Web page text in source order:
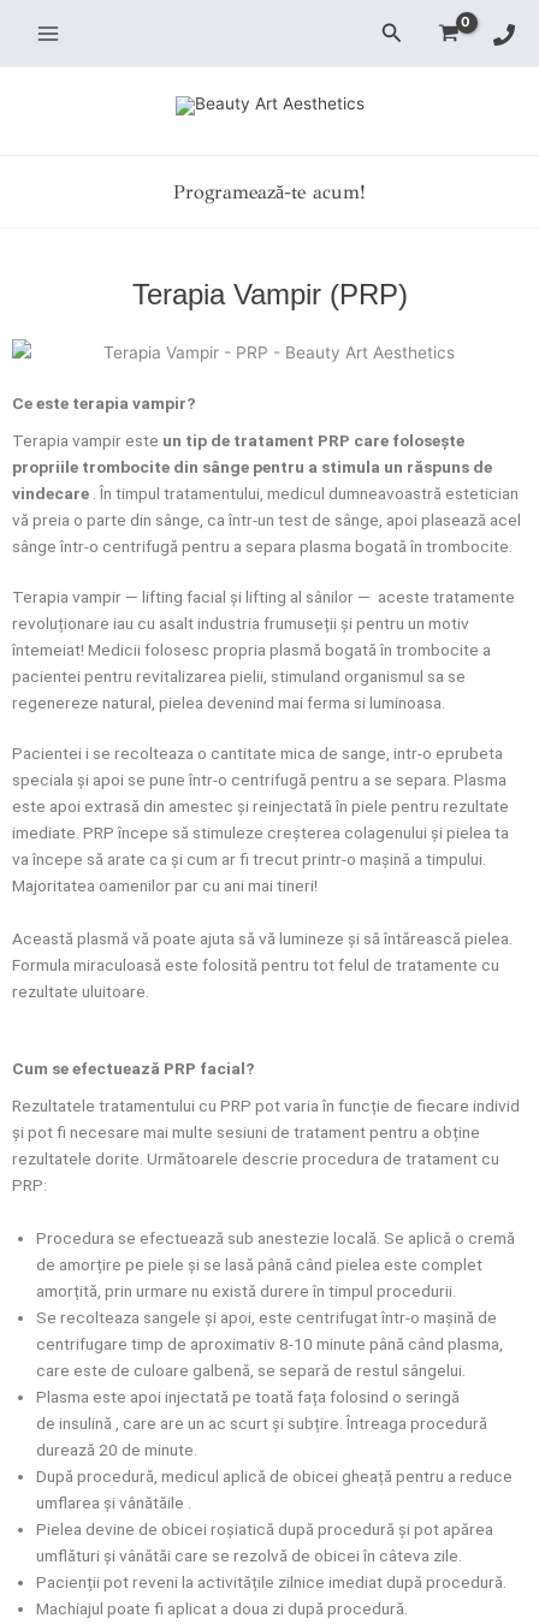
content
Search
Programează-te acum!
Terapia Vampir (PRP)
Ce este terapia vampir?
Terapia vampir este un tip de tratament PRP care folosește
propriile trombocite din sânge pentru a stimula un răspuns de
vindecare . În timpul tratamentului, medicul dumneavoastră estetician
vă preia o parte din sânge, ca într-un test de sânge, apoi plasează acel
sânge într-o centrifugă pentru a separa plasma bogată în trombocite.
Terapia vampir — lifting facial și lifting al sânilor — aceste tratamente
revoluționare iau cu asalt industria frumuseții și pentru un motiv
întemeiat! Medicii folosesc propria plasmă bogată în trombocite a
pacientei pentru revitalizarea pielii, stimuland organismul sa se
regenereze natural, pielea devenind mai ferma si luminoasa.
Pacientei i se recolteaza o cantitate mica de sange, intr-o eprubeta
speciala și apoi se pune într-o centrifugă pentru a se separa. Plasma
este apoi extrasă din amestec și reinjectată în piele pentru rezultate
imediate. PRP începe să stimuleze creșterea colagenului și pielea ta
va începe să arate ca și cum ar fi trecut printr-o mașină a timpului.
Majoritatea oamenilor par cu ani mai tineri!
Această plasmă vă poate ajuta să vă lumineze și să întărească pielea.
Formula miraculoasă este folosită pentru tot felul de tratamente cu
rezultate uluitoare.
Cum se efectuează PRP facial?
Rezultatele tratamentului cu PRP pot varia în funcție de fiecare individ
și pot fi necesare mai multe sesiuni de tratament pentru a obține
rezultatele dorite. Următoarele descrie procedura de tratament cu
PRP:
Procedura se efectuează sub anestezie locală. Se aplică o cremă
de amorțire pe piele și se lasă până când pielea este complet
amorțită, prin urmare nu există durereîn timpul procedurii.
Se recolteaza sangele și apoi, este centrifugat într-o mașină de
centrifugare timp de aproximativ 8-10 minute până când plasma,
care este de culoare galbenă, se separă de restul sângelui.
Plasma este apoi injectată pe toată fața folosind o seringă
de insulină , care are un ac scurt și subțire. Întreaga procedură
durează 20 de minute.
După procedură, medicul aplică de obicei gheață pentru a reduce
umflarea șivânătăile .
Pielea devine de obicei roșiatică după procedură și pot apărea
umflături șivânătăicare se rezolvă de obicei în câteva zile.
Pacienții pot reveni la activitățile zilnice imediat după procedură.
Machiajul poate fi aplicat a doua zi după procedură.